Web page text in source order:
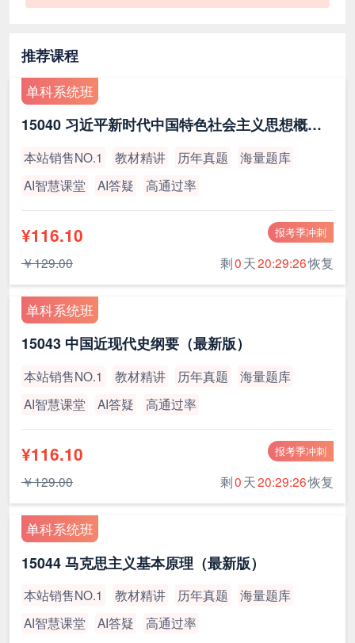
推荐课程
单科系统班
15040 习近平新时代中国特色社会主义思想概论（最新版）
本站销售NO.1 教材精讲 历年真题
海量题库
AI智慧课堂
AI答疑 高通过率
报考季冲刺
¥116.10
￥129.00 剩0天20:29:26恢复
单科系统班
15043 中国近现代史纲要（最新版）
本站销售NO.1 教材精讲 历年真题
海量题库
AI智慧课堂
AI答疑 高通过率
报考季冲刺
¥116.10
￥129.00 剩0天20:29:26恢复
单科系统班
15044 马克思主义基本原理（最新版）
本站销售NO.1 教材精讲 历年真题
海量题库
AI智慧课堂
AI答疑 高通过率